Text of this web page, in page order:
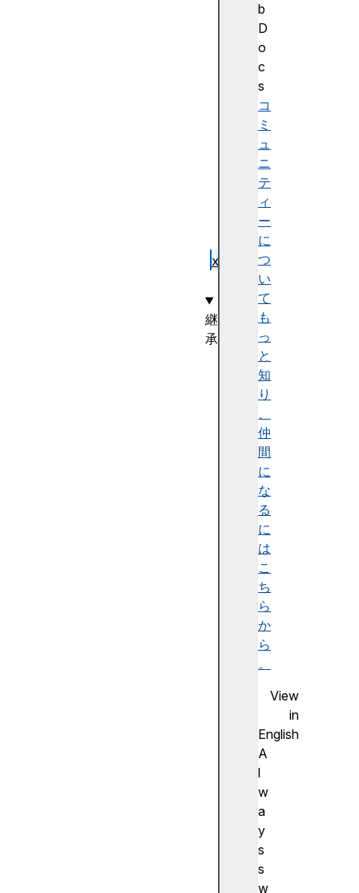
b
D
o
c
s
コ
ミ
ュ
ニ
テ
ィ
ー
に
つ
い
て
も
っ
と
知
り
、
仲
間
に
な
る
に
は
こ
ち
ら
か
ら
。
View
in
English
A
l
w
a
y
s
s
w
x
継
承